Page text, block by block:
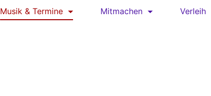
Musik & Termine Mitmachen Verleih